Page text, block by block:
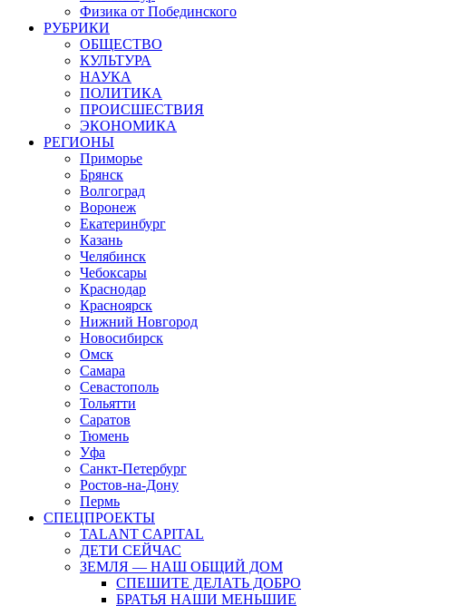
Физика от Побединского
РУБРИКИ
ОБЩЕСТВО
КУЛЬТУРА
НАУКА
ПОЛИТИКА
ПРОИСШЕСТВИЯ
ЭКОНОМИКА
РЕГИОНЫ
Приморье
Брянск
Волгоград
Воронеж
Екатеринбург
Казань
Челябинск
Чебоксары
Краснодар
Красноярск
Нижний Новгород
Новосибирск
Омск
Самара
Севастополь
Тольятти
Саратов
Тюмень
Уфа
Санкт-Петербург
Ростов-на-Дону
Пермь
СПЕЦПРОЕКТЫ
TALANT CAPITAL
ДЕТИ СЕЙЧАС
ЗЕМЛЯ — НАШ ОБЩИЙ ДОМ
СПЕШИТЕ ДЕЛАТЬ ДОБРО
БРАТЬЯ НАШИ МЕНЬШИЕ